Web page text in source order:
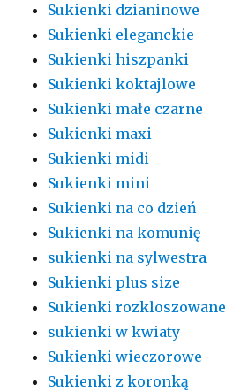
Sukienki dzianinowe
Sukienki eleganckie
Sukienki hiszpanki
Sukienki koktajlowe
Sukienki małe czarne
Sukienki maxi
Sukienki midi
Sukienki mini
Sukienki na co dzień
Sukienki na komunię
sukienki na sylwestra
Sukienki plus size
Sukienki rozkloszowane
sukienki w kwiaty
Sukienki wieczorowe
Sukienki z koronką